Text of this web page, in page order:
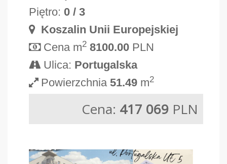
Piętro: 0 / 3
Koszalin Unii Europejskiej
Cena m2 8100.00 PLN
Ulica: Portugalska
Powierzchnia51.49 m2
Cena: 417 069 PLN